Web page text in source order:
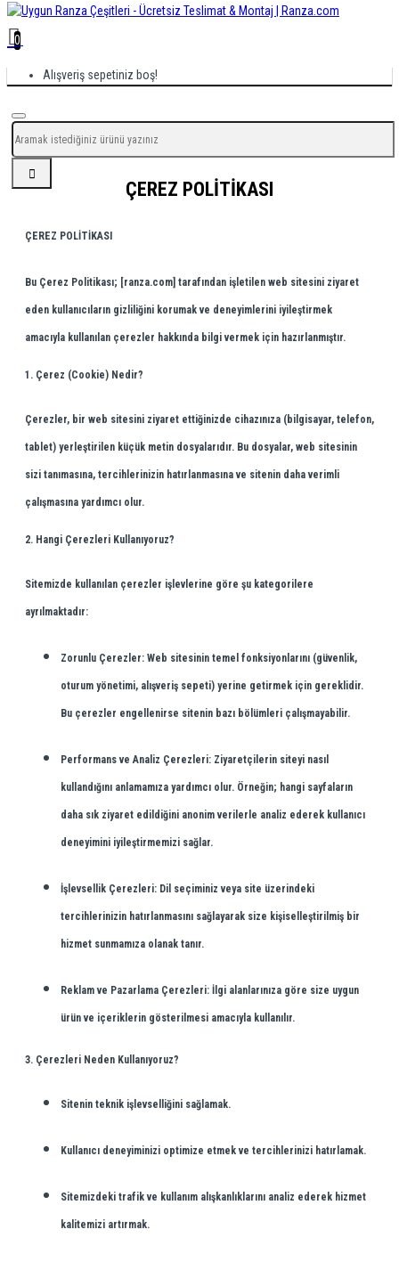
0
Alışveriş sepetiniz boş!
ÇEREZ POLITIKASI
ÇEREZ POLİTİKASI
Bu Çerez Politikası; [ranza.com] tarafından işletilen web sitesini ziyaret
eden kullanıcıların gizliliğini korumak ve deneyimlerini iyileştirmek
amacıyla kullanılan çerezler hakkında bilgi vermek için hazırlanmıştır.
1. Çerez (Cookie) Nedir?
Çerezler, bir web sitesini ziyaret ettiğinizde cihazınıza (bilgisayar, telefon,
tablet) yerleştirilen küçük metin dosyalarıdır. Bu dosyalar, web sitesinin
sizi tanımasına, tercihlerinizin hatırlanmasına ve sitenin daha verimli
çalışmasına yardımcı olur.
2. Hangi Çerezleri Kullanıyoruz?
Sitemizde kullanılan çerezler işlevlerine göre şu kategorilere
ayrılmaktadır:
Zorunlu Çerezler: Web sitesinin temel fonksiyonlarını (güvenlik,
oturum yönetimi, alışveriş sepeti) yerine getirmek için gereklidir.
Bu çerezler engellenirse sitenin bazı bölümleri çalışmayabilir.
Performans ve Analiz Çerezleri: Ziyaretçilerin siteyi nasıl
kullandığını anlamamıza yardımcı olur. Örneğin; hangi sayfaların
daha sık ziyaret edildiğini anonim verilerle analiz ederek kullanıcı
deneyimini iyileştirmemizi sağlar.
İşlevsellik Çerezleri: Dil seçiminiz veya site üzerindeki
tercihlerinizin hatırlanmasını sağlayarak size kişiselleştirilmiş bir
hizmet sunmamıza olanak tanır.
Reklam ve Pazarlama Çerezleri: İlgi alanlarınıza göre size uygun
ürün ve içeriklerin gösterilmesi amacıyla kullanılır.
3. Çerezleri Neden Kullanıyoruz?
Sitenin teknik işlevselliğini sağlamak.
Kullanıcı deneyiminizi optimize etmek ve tercihlerinizi hatırlamak.
Sitemizdeki trafik ve kullanım alışkanlıklarını analiz ederek hizmet
kalitemizi artırmak.